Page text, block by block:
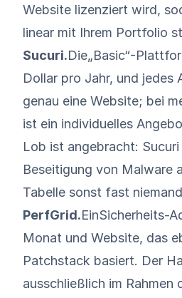
Website lizenziert wird,
linear mit Ihrem Portfolio
Sucuri.Die„Basic“-
Dollar pro Jahr, und jedes
genau eine Website; bei
ist ein individuelles
Lob ist angebracht:
Beseitigung von Malware
Tabelle sonst fast
PerfGrid.EinSicherheits-
Monat und Website, das
Patchstack basiert. Der
ausschließlich im